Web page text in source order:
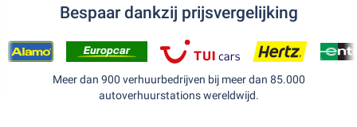
Bespaar dankzij prijsvergelijking
Meer dan 900 verhuurbedrijven bij meer dan 85.000
autoverhuurstations wereldwijd.